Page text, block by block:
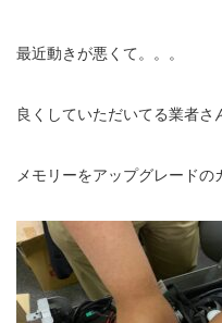
最近動きが悪くて。。。
良くしていただいてる業者さ
メモリーをアップグレードの